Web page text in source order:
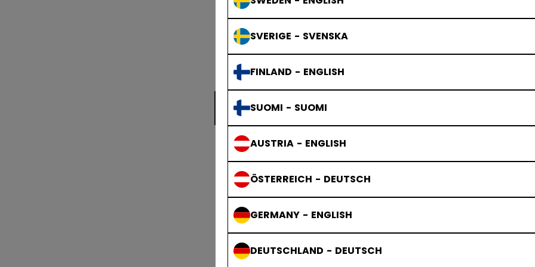
SVERIGE - SVENSKA
FINLAND - ENGLISH
SUOMI - SUOMI
AUSTRIA - ENGLISH
ÖSTERREICH - DEUTSCH
GERMANY - ENGLISH
DEUTSCHLAND - DEUTSCH